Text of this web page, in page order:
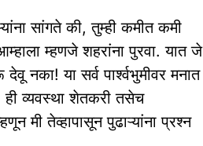
सांगते की, तुम्ही कमीत कमी
म्हणजे शहरांना पुरवा. यात जे
नका! या सर्व पार्श्वभुमीवर मनात
ही व्यवस्था शेतकरी तसेच
मी तेव्हापासून पुढाऱ्यांना प्रश्न